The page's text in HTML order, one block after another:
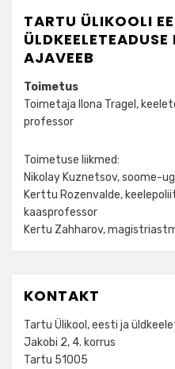
TARTU ÜLIKOOLI
AJAVEEB
Toimetus
Toimetaja Ilona Tragel,
professor
Toimetuse liikmed:
Nikolay Kuznetsov, soome-
Kerttu Rozenvalde,
kaasprofessor
Kertu Zahharov,
KONTAKT
Tartu Ülikool, eesti ja
Jakobi 2, 4. korrus
Tartu 51005